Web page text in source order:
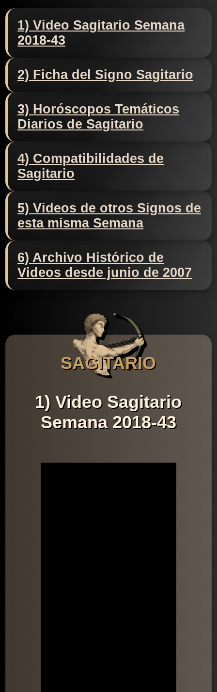
1) Video Sagitario Semana
2018-43
2) Ficha del Signo Sagitario
3) Horóscopos Temáticos
Diarios de Sagitario
4) Compatibilidades de
Sagitario
5) Videos de otros Signos de
esta misma Semana
6) Archivo Histórico de
Videos desde junio de 2007
SAGITARIO
1) Video Sagitario
Semana 2018-43